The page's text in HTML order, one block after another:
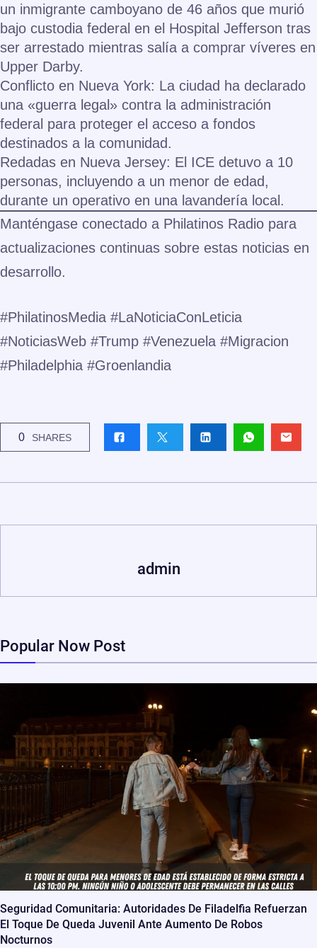
un inmigrante camboyano de 46 años que murió
bajo custodia federal en el Hospital Jefferson tras
ser arrestado mientras salía a comprar víveres en
Upper Darby.
Conflicto en Nueva York: La ciudad ha declarado
una «guerra legal» contra la administración
federal para proteger el acceso a fondos
destinados a la comunidad.
Redadas en Nueva Jersey: El ICE detuvo a 10
personas, incluyendo a un menor de edad,
durante un operativo en una lavandería local.
Manténgase conectado a Philatinos Radio para
actualizaciones continuas sobre estas noticias en
desarrollo.
#PhilatinosMedia #LaNoticiaConLeticia
#NoticiasWeb #Trump #Venezuela #Migracion
#Philadelphia #Groenlandia
0 SHARES
admin
Popular Now Post
Seguridad Comunitaria: Autoridades De Filadelfia Refuerzan
El Toque De Queda Juvenil Ante Aumento De Robos
Nocturnos